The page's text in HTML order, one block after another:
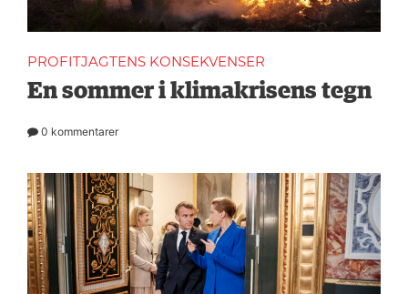
PROFITJAGTENS KONSEKVENSER
En sommer i klimakrisens tegn
0 kommentarer